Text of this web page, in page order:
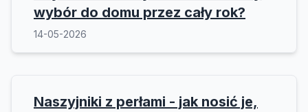
wybór do domu przez cały rok?
14-05-2026
Naszyjniki z perłami - jak nosić je,